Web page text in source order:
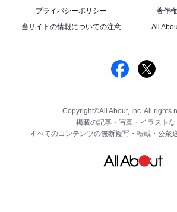
プライバシーポリシー
著作
当サイトの情報についての注意
All
Copyright©All About, Inc. All rights
掲載の記事・写真・イラストな
すべてのコンテンツの無断複写・転載・公衆